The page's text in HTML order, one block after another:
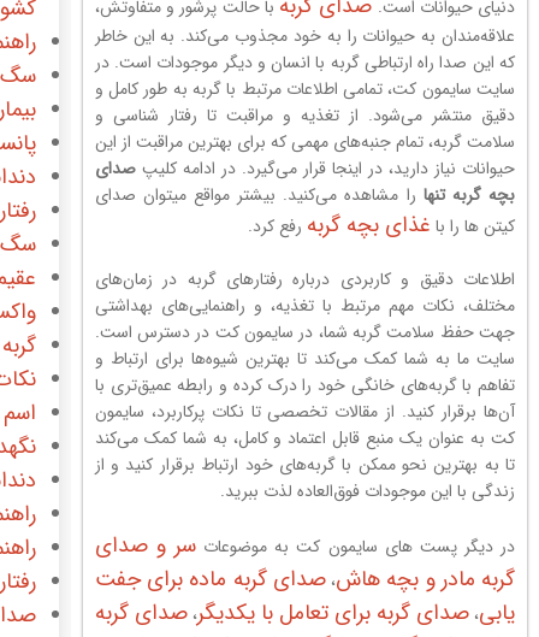
دنیای حیوانات است.
با حالت پرشور و متفاوتش،
علاقه‌مندان به حیوانات را به خود مجذوب می‌کند. به این خاطر
که این صدا راه ارتباطی گربه با انسان و دیگر موجودات است. در
سایت سایمون کت، تمامی اطلاعات مرتبط با گربه به طور کامل و
دقیق منتشر می‌شود. از تغذیه و مراقبت تا رفتار شناسی و
سلامت گربه، تمام جنبه‌های مهمی که برای بهترین مراقبت از این
حیوانات نیاز دارید، در اینجا قرار می‌گیرد. در ادامه کلیپصدای
بچه گربه تنها را مشاهده می‌کنید. بیشتر مواقع میتوان صدای
کیتن ها را با غذای بچه گربه رفع کرد.
اطلاعات دقیق و کاربردی درباره رفتارهای گربه در زمان‌های
مختلف، نکات مهم مرتبط با تغذیه، و راهنمایی‌های بهداشتی
جهت حفظ سلامت گربه شما، در سایمون کت در دسترس است.
سایت ما به شما کمک می‌کند تا بهترین شیوه‌ها برای ارتباط و
تفاهم با گربه‌های خانگی خود را درک کرده و رابطه عمیق‌تری با
آن‌ها برقرار کنید. از مقالات تخصصی تا نکات پرکاربرد، سایمون
کت به عنوان یک منبع قابل اعتماد و کامل، به شما کمک می‌کند
تا به بهترین نحو ممکن با گربه‌های خود ارتباط برقرار کنید و از
زندگی با این موجودات فوق‌العاده لذت ببرید.
در دیگر پست های سایمون کت به موضوعات سر و صدای
گربه مادر و بچه هاش،صدای گربه ماده برای جفت
یابی،صدای گربه برای تعامل با یکدیگر،صدای گربه
سگ
اسم